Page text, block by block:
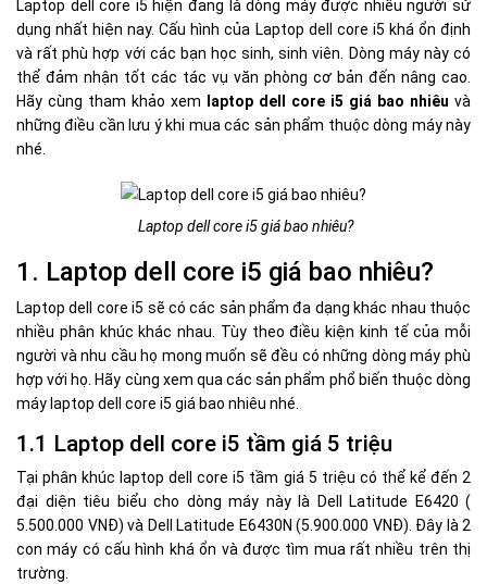
Laptop dell core i5 hiện đang là dòng máy được nhiều người sử
dụng nhất hiện nay. Cấu hình của Laptop dell core i5 khá ổn định
và rất phù hợp với các bạn học sinh, sinh viên. Dòng máy này có
thể đảm nhận tốt các tác vụ văn phòng cơ bản đến nâng cao.
Hãy cùng tham khảo xem laptop dell core i5 giá bao nhiêu và
những điều cần lưu ý khi mua các sản phẩm thuộc dòng máy này
nhé.
Laptop dell core i5 giá bao nhiêu?
1. Laptop dell core i5 giá bao nhiêu?
Laptop dell core i5 sẽ có các sản phẩm đa dạng khác nhau thuộc
nhiều phân khúc khác nhau. Tùy theo điều kiện kinh tế của mỗi
người và nhu cầu họ mong muốn sẽ đều có những dòng máy phù
hợp với họ. Hãy cùng xem qua các sản phẩm phổ biến thuộc dòng
máy laptop dell core i5 giá bao nhiêu nhé.
1.1 Laptop dell core i5 tầm giá 5 triệu
Tại phân khúc laptop dell core i5 tầm giá 5 triệu có thể kể đến 2
đại diện tiêu biểu cho dòng máy này là Dell Latitude E6420 (
5.500.000 VNĐ) và Dell Latitude E6430N (5.900.000 VNĐ). Đây là 2
con máy có cấu hình khá ổn và được tìm mua rất nhiều trên thị
trường.